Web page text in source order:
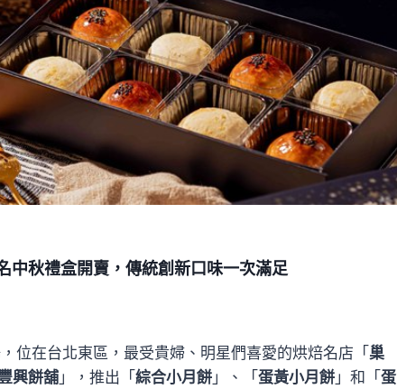
中秋禮盒開賣，傳統創新口味一次滿足
位在台北東區，最受貴婦、明星們喜愛的烘焙名店「巢
興餅舖 」，推出「綜合小月餅 」、「蛋黃小月餅 」和「蛋